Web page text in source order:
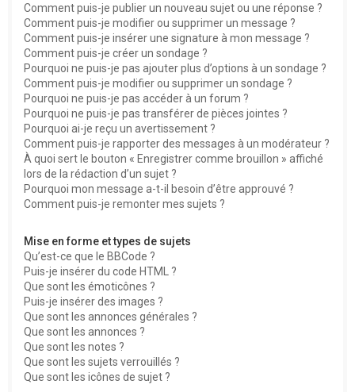
Comment puis-je publier un nouveau sujet ou une réponse ?
Comment puis-je modifier ou supprimer un message ?
Comment puis-je insérer une signature à mon message ?
Comment puis-je créer un sondage ?
Pourquoi ne puis-je pas ajouter plus d’options à un sondage ?
Comment puis-je modifier ou supprimer un sondage ?
Pourquoi ne puis-je pas accéder à un forum ?
Pourquoi ne puis-je pas transférer de pièces jointes ?
Pourquoi ai-je reçu un avertissement ?
Comment puis-je rapporter des messages à un modérateur ?
À quoi sert le bouton « Enregistrer comme brouillon » affiché
lors de la rédaction d’un sujet ?
Pourquoi mon message a-t-il besoin d’être approuvé ?
Comment puis-je remonter mes sujets ?
Mise en forme et types de sujets
Qu’est-ce que le BBCode ?
Puis-je insérer du code HTML ?
Que sont les émoticônes ?
Puis-je insérer des images ?
Que sont les annonces générales ?
Que sont les annonces ?
Que sont les notes ?
Que sont les sujets verrouillés ?
Que sont les icônes de sujet ?